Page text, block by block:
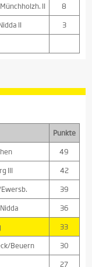
II
8
II
3
Punkte
49
III
42
39
36
33
Beuern
30
27